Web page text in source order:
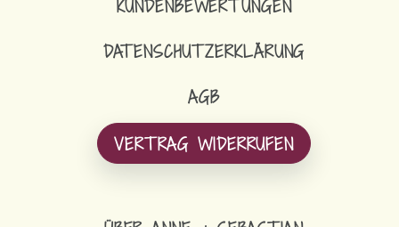
KUNDENBEWERTUNGEN
DATENSCHUTZERKLÄRUNG
AGB
VERTRAG WIDERRUFEN